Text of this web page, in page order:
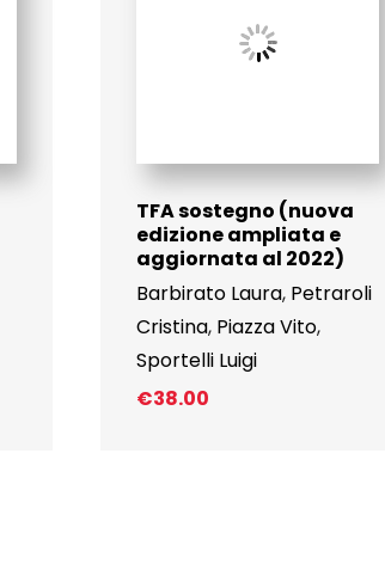
TFA sostegno (nuova
edizione ampliata e
aggiornata al 2022)
Barbirato Laura, Petraroli
Cristina, Piazza Vito,
Sportelli Luigi
€38.00